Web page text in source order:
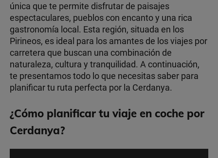
única que te permite disfrutar de paisajes
espectaculares, pueblos con encanto y una rica
gastronomía local. Esta región, situada en los
Pirineos, es ideal para los amantes de los viajes por
carretera que buscan una combinación de
naturaleza, cultura y tranquilidad. A continuación,
te presentamos todo lo que necesitas saber para
planificar tu ruta perfecta por la Cerdanya.
¿Cómo planificar tu viaje en coche por
Cerdanya?